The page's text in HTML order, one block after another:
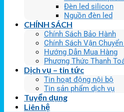
Đèn led silicon
Nguồn đèn led
CHÍNH SÁCH
Chính Sách Bảo Hành
Chính Sách Vận
Hướng Dẫn Mua Hàng
Phương Thức Thanh
Dịch vụ – tin tức
Tin hoạt động nội bộ
Tin sản phẩm dịch vụ
Tuyển dụng
Liên hệ